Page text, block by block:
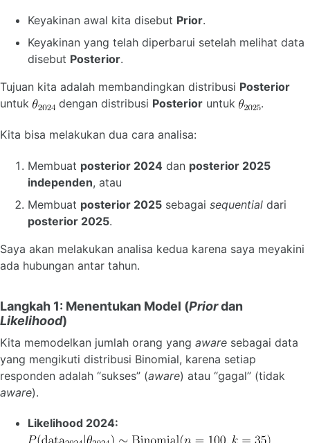
Keyakinan awal kita disebut Prior.
Keyakinan yang telah diperbarui setelah melihat data
disebut Posterior.
Tujuan kita adalah membandingkan distribusi Posterior
untuk
dengan distribusi Posterioruntuk .
Kita bisa melakukan dua cara analisa:
Membuat posterior 2024 dan posterior 2025
independen, atau
Membuat posterior 2025 sebagai sequential dari
posterior 2025.
Saya akan melakukan analisa kedua karena saya meyakini
ada hubungan antar tahun.
Langkah 1: Menentukan Model (Priordan
Likelihood)
Kita memodelkan jumlah orang yang aware sebagai data
yang mengikuti distribusi Binomial, karena setiap
responden adalah “sukses” (aware) atau “gagal” (tidak
aware).
Likelihood 2024: